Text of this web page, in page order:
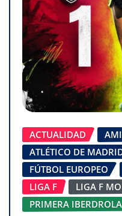
ACTUALIDAD
ATLÉTICO DE
FÚTBOL EUROPEO
LIGA F
LIGA F
PRIMERA IBERDROLA